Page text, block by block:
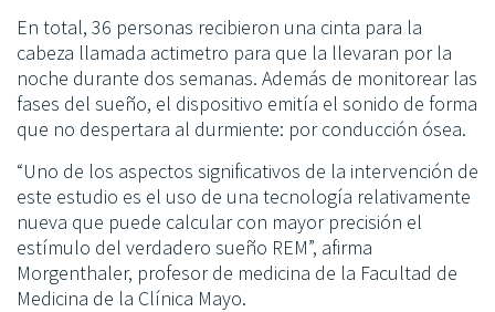
En total, 36 personas recibieron una cinta para la
cabeza llamada actimetro para que la llevaran por la
noche durante dos semanas. Además de monitorear las
fases del sueño, el dispositivo emitía el sonido de forma
que no despertara al durmiente: por conducción ósea.
“Uno de los aspectos significativos de la intervención de
este estudio es el uso de una tecnología relativamente
nueva que puede calcular con mayor precisión el
estímulo del verdadero sueño REM”, afirma
Morgenthaler, profesor de medicina de la Facultad de
Medicina de la Clínica Mayo.